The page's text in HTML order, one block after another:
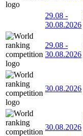
29.08 -
30.08.2026
29.08 -
30.08.2026
30.08.2026
30.08.2026